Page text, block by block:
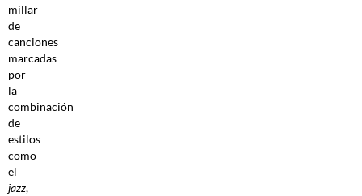
millar
de
canciones
marcadas
por
la
combinación
de
estilos
como
el
jazz,